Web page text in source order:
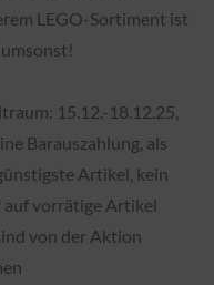
LEGO-Sortiment ist
15.12.-18.12.25,
Barauszahlung, als
Artikel, kein
auf vorrätige Artikel
von der Aktion